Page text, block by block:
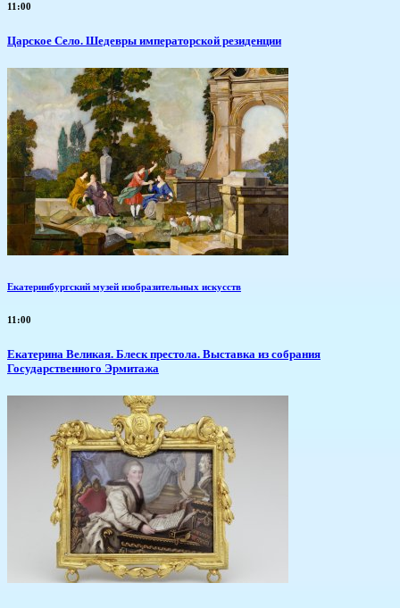
11:00
Царское Село. Шедевры императорской резиденции
Екатеринбургский музей изобразительных искусств
11:00
Екатерина Великая. Блеск престола. Выставка из собрания
Государственного Эрмитажа